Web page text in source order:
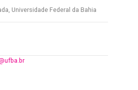
Universidade Federal da Bahia